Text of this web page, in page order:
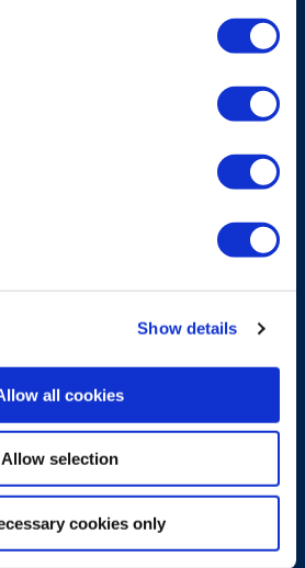
Show details
all cookies
Allow selection
cookies only
verschiedene
CAN Schnittstelle oder
für
suchen, unser